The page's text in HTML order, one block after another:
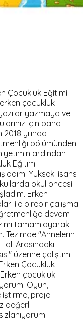
Çocukluk Eğitimi
erken çocukluk
yazmaya ve
için bana
yılında
bölümünden
ardından
Eğitimi
Yüksek lisans
okul öncesi
Erken
ile birebir çalışma
devam
tamamlayarak
Tezimde "Annelerin
Arasındaki
üzerine çalıştım.
Çocukluk
çocukluk
Oyun,
proje
değerli